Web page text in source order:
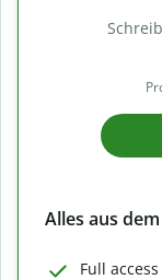
Alles aus
Full